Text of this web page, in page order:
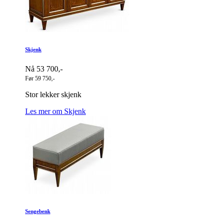
Skjenk
Nå 53 700,-
Før 59 750,-
Stor lekker skjenk
Les mer om Skjenk
Sengebenk